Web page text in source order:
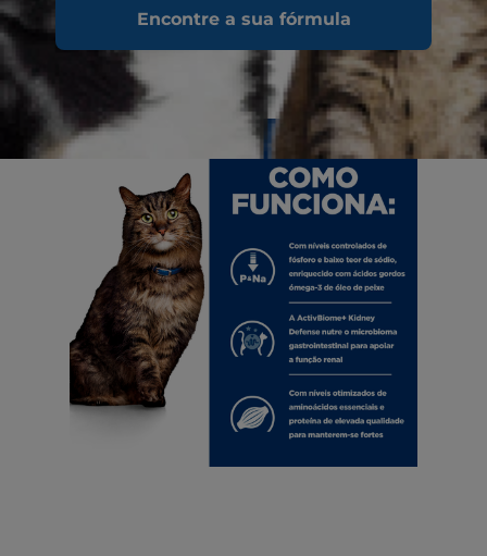
Encontre a sua fórmula